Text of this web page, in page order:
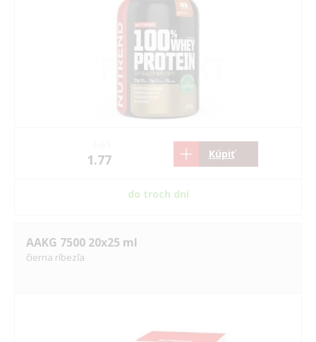
1.77 Kúpiť
do troch dní
AAKG 7500 20x25 ml
čierna ríbezľa